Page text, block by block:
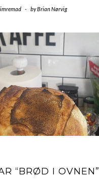
- byBrian Nørvig
“BRØD I OVNEN”